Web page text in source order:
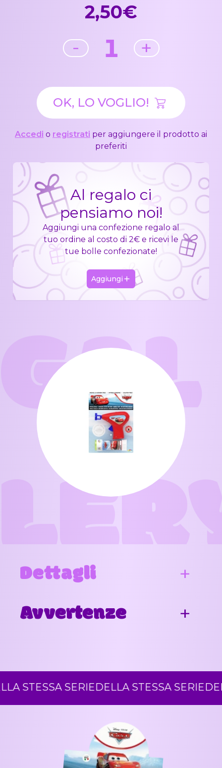
2,50€
- 1 +
OK, LO VOGLIO!
Accedi o registrati per aggiungere il prodotto ai
preferiti
Al regalo ci
pensiamo noi!
Aggiungi una confezione regalo al
tuo ordine al costo di 2€ e ricevi le
tue bolle confezionate!
Aggiungi
GAL
Dettagli
Avvertenze
STESSA SERIEDELLA STESSA SERIE